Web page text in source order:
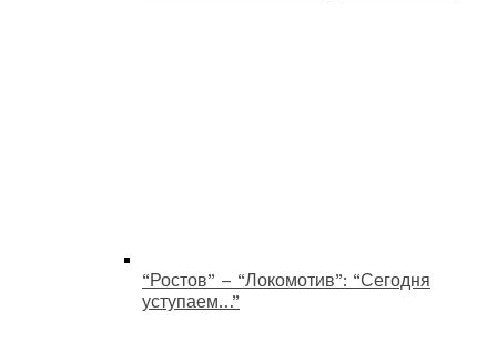
“Ростов” – “Локомотив”: “Сегодня
уступаем…”